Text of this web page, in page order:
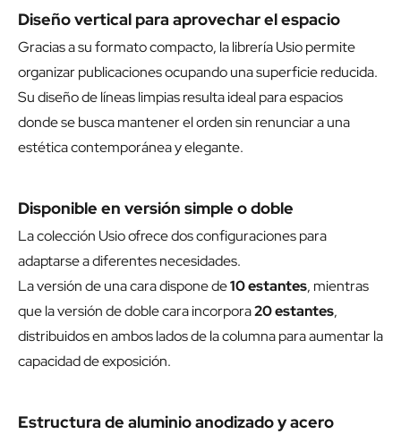
Diseño vertical para aprovechar el espacio
Gracias a su formato compacto, la librería Usio permite
organizar publicaciones ocupando una superficie reducida.
Su diseño de líneas limpias resulta ideal para espacios
donde se busca mantener el orden sin renunciar a una
estética contemporánea y elegante.
Disponible en versión simple o doble
La colección Usio ofrece dos configuraciones para
adaptarse a diferentes necesidades.
La versión de una cara dispone de10 estantes, mientras
que la versión de doble cara incorpora20 estantes,
distribuidos en ambos lados de la columna para aumentar la
capacidad de exposición.
Estructura de aluminio anodizado y acero